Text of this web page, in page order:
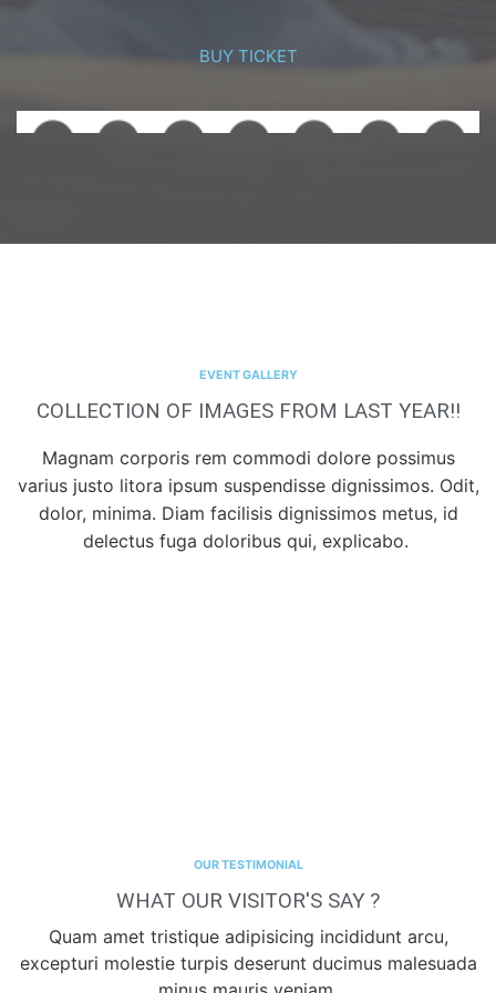
BUY TICKET
EVENT GALLERY
COLLECTION OF IMAGES FROM LAST YEAR!!
Magnam corporis rem commodi dolore possimus
varius justo litora ipsum suspendisse dignissimos. Odit,
dolor, minima. Diam facilisis dignissimos metus, id
delectus fuga doloribus qui, explicabo.
OUR TESTIMONIAL
WHAT OUR VISITOR'S SAY ?
Quam amet tristique adipisicing incididunt arcu,
excepturi molestie turpis deserunt ducimus malesuada